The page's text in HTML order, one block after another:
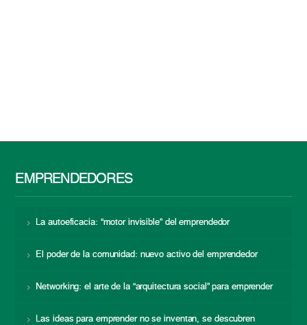
EMPRENDEDORES
La autoeficacia: “motor invisible” del emprendedor
El poder de la comunidad: nuevo activo del emprendedor
Networking: el arte de la “arquitectura social” para emprender
Las ideas para emprender no se inventan, se descubren